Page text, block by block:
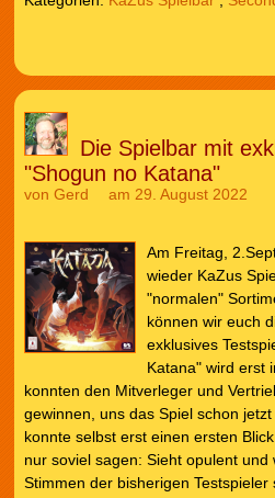
Die Spielbar mit
"Shogun no Katana"
von Gerd am 29. August 2022
Am Freitag,
wieder KaZus
"normalen"
können wir euch
exklusives
Katana" wird erst
konnten den Mitverleger und
gewinnen, uns das Spiel schon
konnte selbst erst einen ersten
nur soviel sagen: Sieht opulent
Stimmen der bisherigen